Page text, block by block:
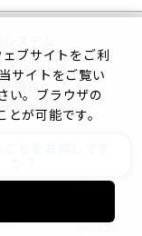
ル加工機
機器
ップ
ブサイトをご利
サイトをご覧い
い。ブラウザの
が可能です。